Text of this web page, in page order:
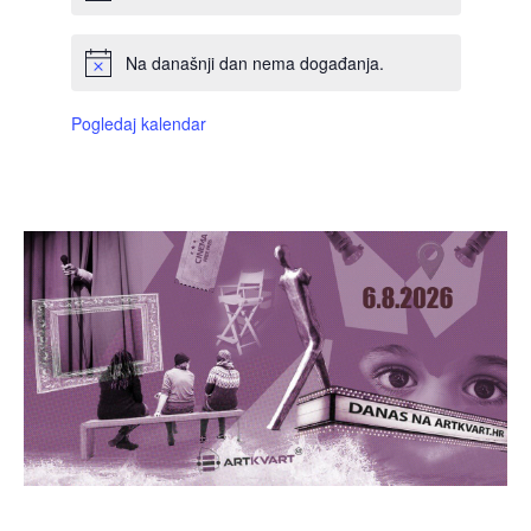
Na današnji dan nema događanja.
Pogledaj kalendar